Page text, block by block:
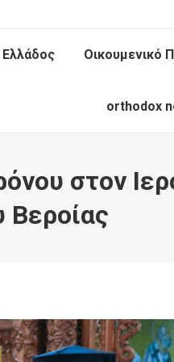
Ελλάδος Οικουμενικό
orthodox
στον
Βεροίας